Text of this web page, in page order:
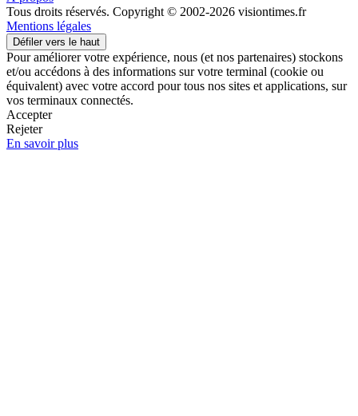
Tous droits réservés. Copyright © 2002-2026 visiontimes.fr
Mentions légales
Défiler vers le haut
Pour améliorer votre expérience, nous (et nos partenaires) stockons
et/ou accédons à des informations sur votre terminal (cookie ou
équivalent) avec votre accord pour tous nos sites et applications, sur
vos terminaux connectés.
Accepter
Rejeter
En savoir plus